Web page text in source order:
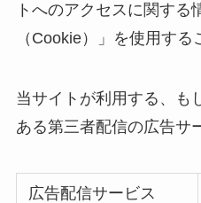
トへのアクセスに関する
（Cookie）」を使用する
当サイトが利用する、も
ある第三者配信の広告サ
広告配信サービス